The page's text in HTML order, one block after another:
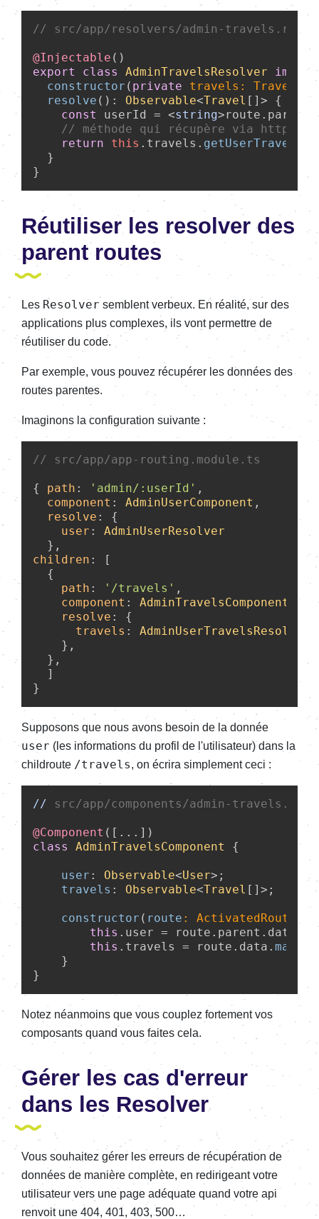
// src/app/resolvers/admin-
@Injectable
export
class AdminTravelsResolver
constructor ( private travels:
resolve (): Observable<Travel []> {
const
userId = <string>route.
// méthode qui récupère via http
return
this . travels . getUserTravels
  }
Réutiliser les resolver des
parent routes
Les Resolver semblent verbeux. En réalité, sur des
applications plus complexes, ils vont permettre de
réutiliser du code.
Par exemple, vous pouvez récupérer les données des
routes parentes.
Imaginons la configuration suivante :
// src/app/app-routing.module.ts
{ path : 'admin/:userId' ,
component : AdminUserComponent ,
resolve : {
user : AdminUserResolver
children : [
  {
path : '/travels' ,
component : AdminTravelsComponent
resolve : {
travels : AdminUserTravelsResolver
    },
  },
  ]
Supposons que nous avons besoin de la donnée
user (les informations du profil de l'utilisateur) dans la
childroute /travels, on écrira simplement ceci :
// src/app/components/admin-
@Component
class
AdminTravelsComponent {
user : Observable<User>;
travels : Observable<Travel []>;
constructor ( route : ActivatedRoute
this . user = route. parent . data
this . travels = route. data . map
    }
Notez néanmoins que vous couplez fortement vos
composants quand vous faites cela.
Gérer les cas d'erreur
dans les Resolver
Vous souhaitez gérer les erreurs de récupération de
données de manière complète, en redirigeant votre
utilisateur vers une page adéquate quand votre api
renvoit une 404, 401, 403, 500…